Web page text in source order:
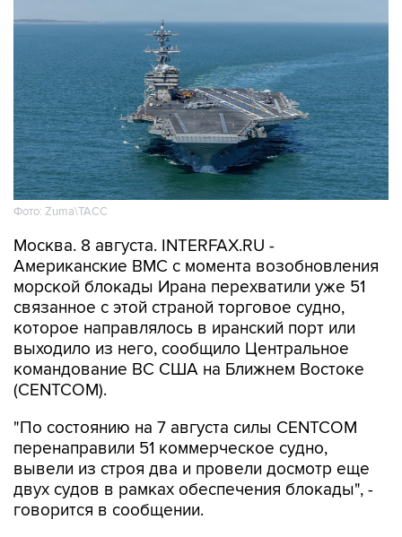
Фото: Zuma\ТАСС
Москва. 8 августа. INTERFAX.RU -
Американские ВМС с момента возобновления
морской блокады Ирана перехватили уже 51
связанное с этой страной торговое судно,
которое направлялось в иранский порт или
выходило из него, сообщило Центральное
командование ВС США на Ближнем Востоке
(CENTCOM).
"По состоянию на 7 августа силы CENTCOM
перенаправили 51 коммерческое судно,
вывели из строя два и провели досмотр еще
двух судов в рамках обеспечения блокады", -
говорится в сообщении.